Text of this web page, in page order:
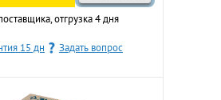
отгрузка 4 дня
15 дн Задать вопрос